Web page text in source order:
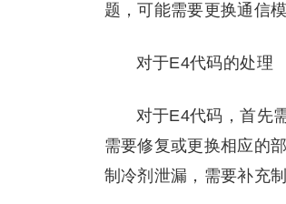
题，可能需要更换通信模
对于E4代码的处理
对于E4代码，首先
需要修复或更换相应的
制冷剂泄漏，需要补充